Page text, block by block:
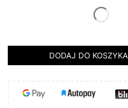
DODAJ DO KOSZYKA